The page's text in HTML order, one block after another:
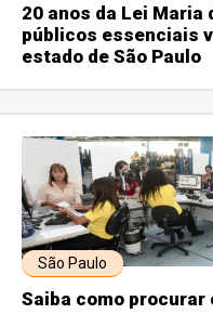
20 anos da Lei Maria
públicos essenciais
estado de São Paulo
São Paulo
Saiba como procurar